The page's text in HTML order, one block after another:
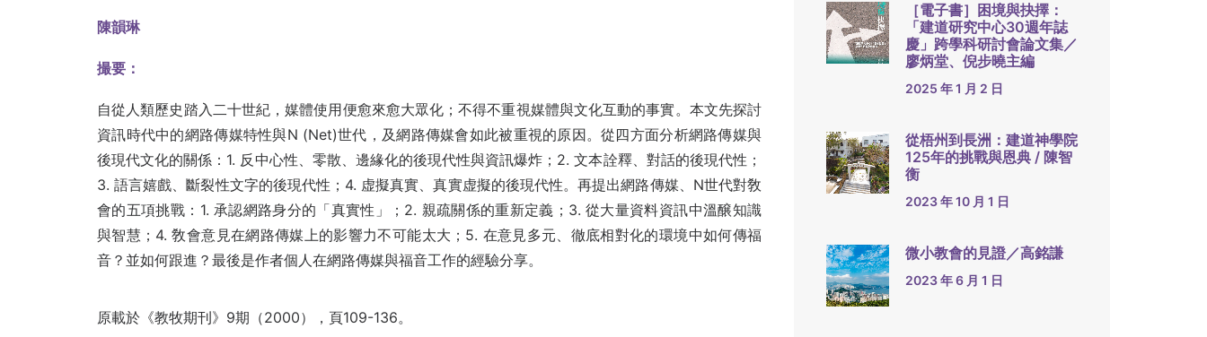
陳韻琳
撮要：
自從人類歷史踏入二十世紀，媒體使用便愈來愈大眾化；不得不重視媒體與文化互動的事實。本文先探討
資訊時代中的網路傳媒特性與N (Net)世代，及網路傳媒會如此被重視的原因。從四方面分析網路傳媒與
後現代文化的關係：1. 反中心性、零散、邊緣化的後現代性與資訊爆炸；2. 文本詮釋、對話的後現代性；
3. 語言嬉戲、斷裂性文字的後現代性；4. 虚擬真實、真實虚擬的後現代性。再提出網路傳媒、N世代對敎
會的五項挑戰：1. 承認網路身分的「真實性」；2. 親疏關係的重新定義；3. 從大量資料資訊中溫醸知識
與智慧；4. 敎會意見在網路傳媒上的影響力不可能太大；5. 在意見多元、徹底相對化的環境中如何傳福
音？並如何跟進？最後是作者個人在網路傳媒與福音工作的經驗分享。
原載於《教牧期刊》9期（2000），頁109-136。
［電子書］困境與抉擇：
「建道研究中心30週年誌
慶」跨學科研討會論文集／
廖炳堂、倪步曉主編
2025 年 1 月 2 日
從梧州到長洲：建道神學院
125年的挑戰與恩典 / 陳智
衡
2023 年 10 月 1 日
微小教會的見證／高銘謙
2023 年 6 月 1 日